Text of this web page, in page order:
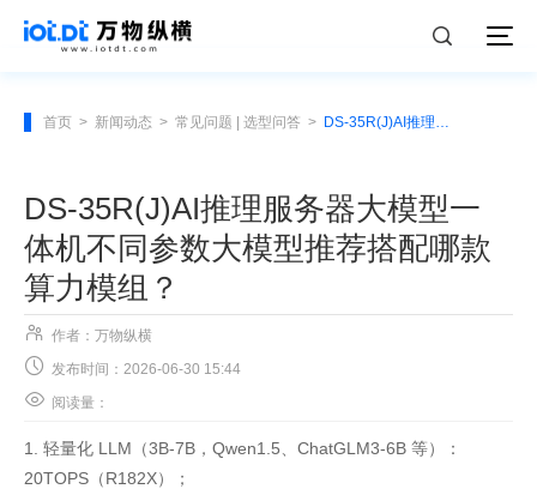
首页 > 新闻动态 > 常见问题 | 选型问答 > DS-35R(J)AI推理服务器大模型一体机不同参数大模型推荐搭配哪款算力模组？
DS-35R(J)AI推理服务器大模型一
体机不同参数大模型推荐搭配哪款
算力模组？
 作者：万物纵横
 发布时间：2026-06-30 15:44
 阅读量：
1. 轻量化 LLM（3B-7B，Qwen1.5、ChatGLM3-6B 等）：
20TOPS（R182X）；